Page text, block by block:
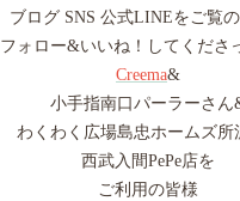
ブログ SNS 公式LINEをご覧
フォロー&いいね！してくださ
Creema&
小手指南口パーラーさん
わくわく広場島忠ホームズ所
西武入間PePe店を
ご利用の皆様